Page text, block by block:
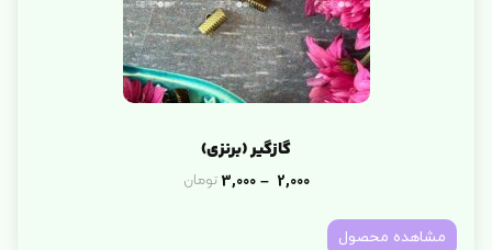
گازگیر (برنزی)
2,000
–
3,000 تومان
مشاهده محصول